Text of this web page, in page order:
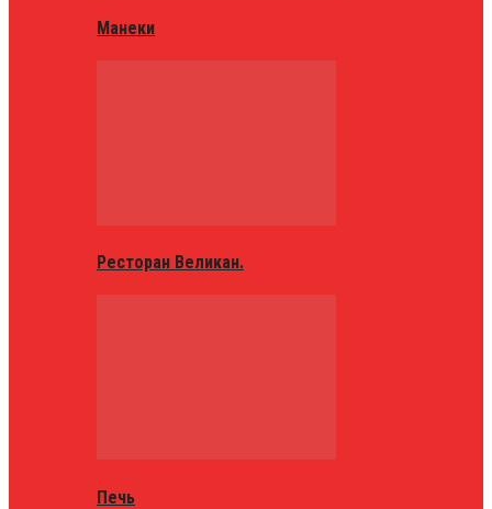
Манеки
Ресторан Великан.
Печь